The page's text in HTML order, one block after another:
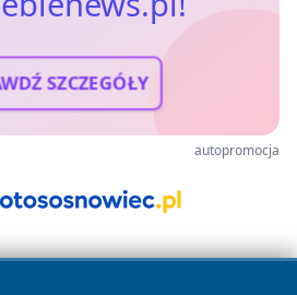
SZCZEGÓŁY
autopromocja